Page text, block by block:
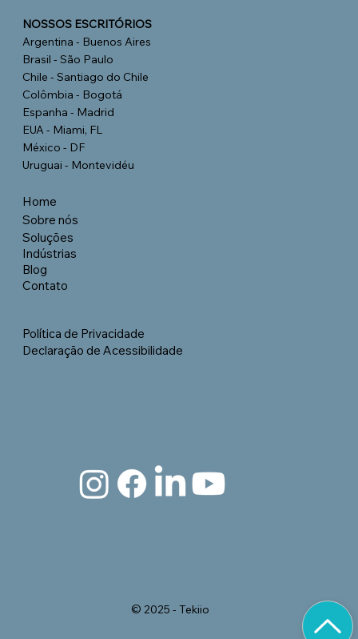
© 2025 - Tekiio
NOSSOS ESCRITÓRIOS
Argentina - Buenos Aires
Brasil - São Paulo
Chile - Santiago do Chile
Colômbia - Bogotá
Espanha - Madrid
EUA - Miami, FL
México - DF
Uruguai - Montevidéu
Home
Sobre nós
Soluções
Indústrias
Blog
Contato
Política de Privacidade
Declaração de Acessibilidade